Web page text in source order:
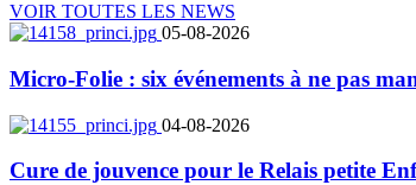
VOIR TOUTES LES NEWS
05-08-2026
Micro-Folie : six événements à ne pas
04-08-2026
Cure de jouvence pour le Relais petite